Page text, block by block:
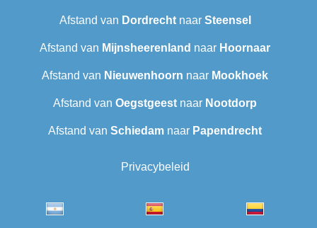
Afstand van Dordrechtnaar Steensel
Afstand van Mijnsheerenland naar Hoornaar
Afstand van Nieuwenhoorn naar Mookhoek
Afstand van Oegstgeest naar Nootdorp
Afstand van Schiedam naar Papendrecht
Privacybeleid